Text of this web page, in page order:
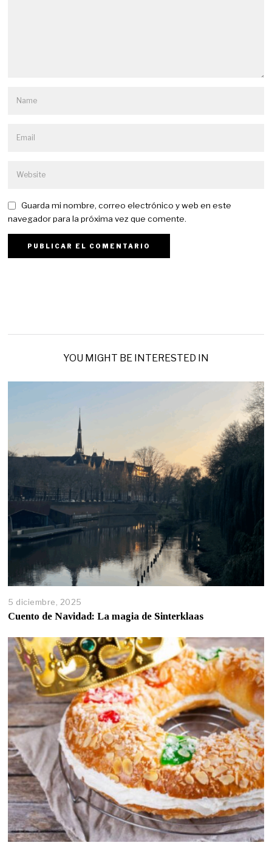
Guarda mi nombre, correo electrónico y web en este
navegador para la próxima vez que comente.
YOU MIGHT BE INTERESTED IN
5 diciembre, 2025
Cuento de Navidad: La magia de Sinterklaas